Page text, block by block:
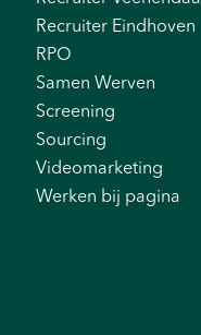
Recruiter Eindhoven
RPO
Samen Werven
Screening
Sourcing
Videomarketing
Werken bij pagina